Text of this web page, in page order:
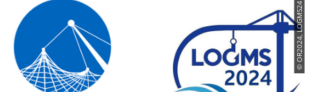
© OR2024, LOGMS24